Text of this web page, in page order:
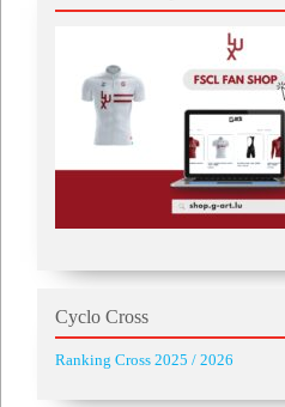
Cyclo Cross
Ranking Cross 2025 / 2026